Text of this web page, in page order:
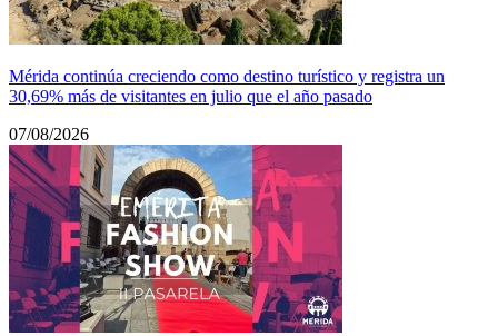
Mérida continúa creciendo como destino turístico y registra un
30,69% más de visitantes en julio que el año pasado
07/08/2026